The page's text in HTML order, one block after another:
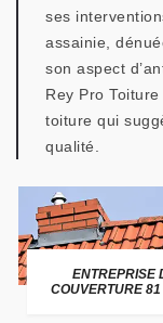
ses
assainie,
son aspect
Rey Pro
toiture qui
qualité.
ENTREPRISE
COUVERTURE